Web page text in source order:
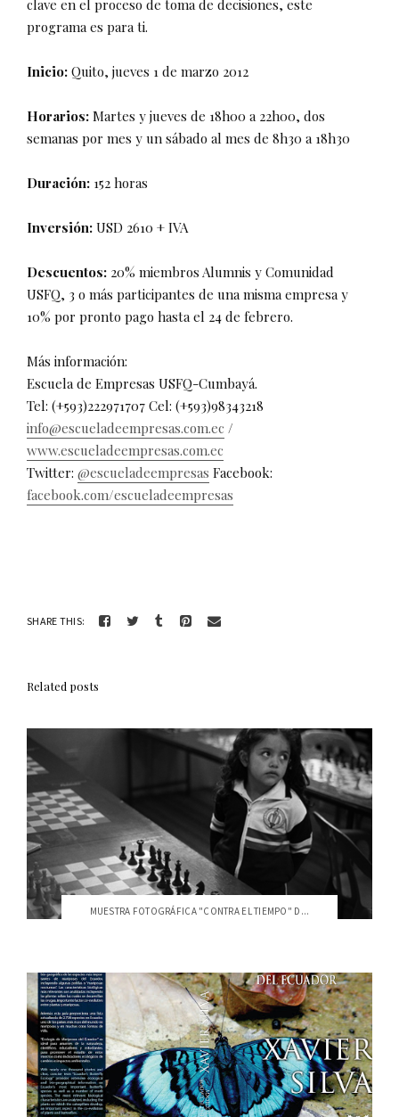
clave en el proceso de toma de decisiones, este
programa es para ti.
Inicio: Quito, jueves 1 de marzo 2012
Horarios: Martes y jueves de 18h00 a 22h00, dos
semanas por mes y un sábado al mes de 8h30 a 18h30
Duración: 152 horas
Inversión: USD 2610 + IVA
Descuentos: 20% miembros Alumnis y Comunidad
USFQ, 3 o más participantes de una misma empresa y
10% por pronto pago hasta el 24 de febrero.
Más información:
Escuela de Empresas USFQ-Cumbayá.
Tel: (+593)222971707 Cel: (+593)98343218
info@escueladeempresas.com.ec /
www.escueladeempresas.com.ec
Twitter: @escueladeempresas Facebook:
facebook.com/escueladeempresas
SHARE THIS:
Related posts
MUESTRA FOTOGRÁFICA "CONTRA EL TIEMPO" D...